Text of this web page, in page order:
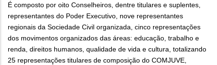
É composto por oito Conselheiros, dentre titulares e suplentes,
representantes do Poder Executivo, nove representantes
regionais da Sociedade Civil organizada, cinco representações
dos movimentos organizados das áreas: educação, trabalho e
renda, direitos humanos, qualidade de vida e cultura, totalizando
25 representações titulares de composição do COMJUVE,